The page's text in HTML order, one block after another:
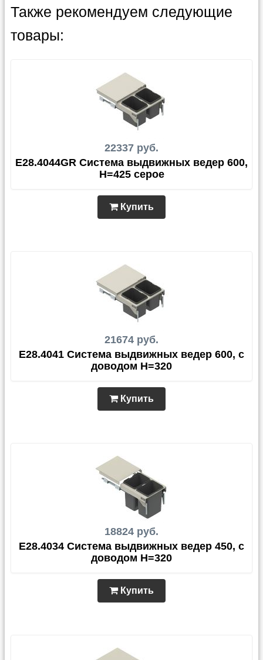
Также рекомендуем следующие
товары:
22337 руб.
E28.4044GR Система выдвижных ведер 600,
H=425 серое
Купить
21674 руб.
E28.4041 Система выдвижных ведер 600, с
доводом H=320
Купить
18824 руб.
E28.4034 Система выдвижных ведер 450, с
доводом H=320
Купить